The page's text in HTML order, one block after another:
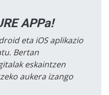
APPa!
eta iOS aplikazio
Bertan
eskaintzen
aukera izango